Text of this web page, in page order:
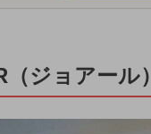
ジョアール）